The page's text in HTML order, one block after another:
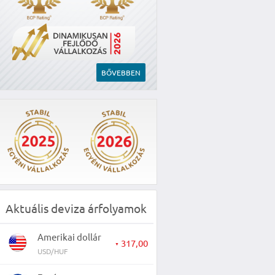
BŐVEBBEN
Aktuális deviza árfolyamok
Amerikai dollár
USD/HUF
▼ 317,00